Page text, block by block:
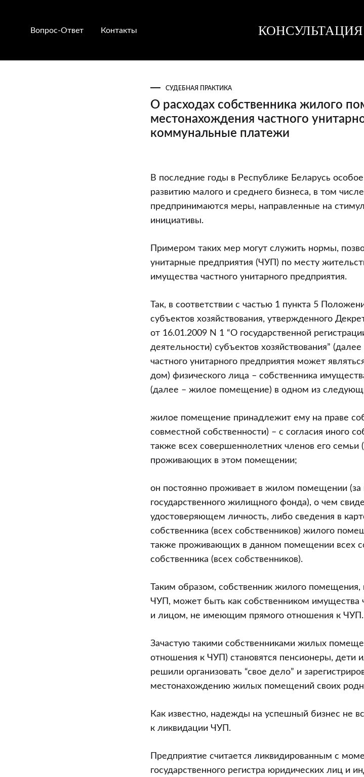
Вопрос-Ответ Контакты
юриста
юриста
СУДЕБНАЯ ПРАКТИКА
О расходах собственника жилого
местонахождения частного
коммунальные платежи
О
расходах
собственника
жилого
используемого
для
местонахождения
унитарного
предприятия,
на
коммунальные
платежи
В последние годы в Республике Беларусь
развитию малого и среднего бизнеса, в том
предпринимаются меры, направленные на
инициативы.
Примером таких мер могут служить нормы,
унитарные предприятия (ЧУП) по месту
имущества частного унитарного предприятия.
Так, в соответствии с частью 1 пункта 5
субъектов хозяйствования, утвержденного
от 16.01.2009 N 1 “О государственной
деятельности) субъектов хозяйствования”
частного унитарного предприятия может
дом) физического лица – собственника
(далее – жилое помещение) в одном из
жилое помещение принадлежит ему на праве
совместной собственности) – с согласия иного
также всех совершеннолетних членов его семьи
проживающих в этом помещении;
он постоянно проживает в жилом помещении
государственного жилищного фонда), о чем
удостоверяющем личность, либо сведения в
собственника (всех собственников) жилого
также проживающих в данном помещении всех
собственника (всех собственников).
Таким образом, собственник жилого
ЧУП, может быть как собственником имущества
и лицом, не имеющим прямого отношения к ЧУП.
Зачастую такими собственниками жилых
отношения к ЧУП) становятся пенсионеры, дети
решили организовать “свое дело” и
местонахождению жилых помещений своих
Как известно, надежды на успешный бизнес не
к ликвидации ЧУП.
Предприятие считается ликвидированным с
государственного регистра юридических лиц и